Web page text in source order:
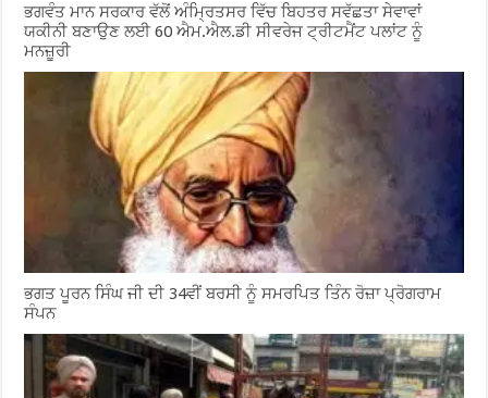
ਭਗਵੰਤ ਮਾਨ ਸਰਕਾਰ ਵੱਲੋਂ ਅੰਮ੍ਰਿਤਸਰ ਵਿੱਚ ਬਿਹਤਰ ਸਵੱਛਤਾ ਸੇਵਾਵਾਂ
ਯਕੀਨੀ ਬਣਾਉਣ ਲਈ 60 ਐਮ.ਐਲ.ਡੀ ਸੀਵਰੇਜ ਟ੍ਰੀਟਮੈਂਟ ਪਲਾਂਟ ਨੂੰ
ਮਨਜ਼ੂਰੀ
ਭਗਤ ਪੂਰਨ ਸਿੰਘ ਜੀ ਦੀ 34ਵੀਂ ਬਰਸੀ ਨੂੰ ਸਮਰਪਿਤ ਤਿੰਨ ਰੋਜ਼ਾ ਪ੍ਰੋਗਰਾਮ
ਸੰਪਨ